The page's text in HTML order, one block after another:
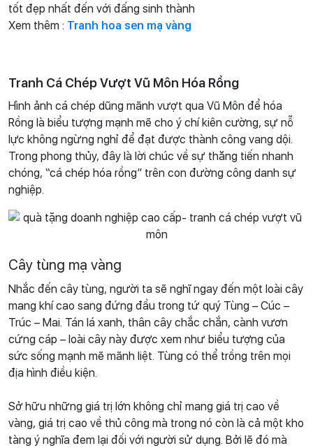
tốt đẹp nhất đến với đấng sinh thành
Xem thêm : Tranh hoa sen mạ vàng
Tranh Cá Chép Vượt Vũ Môn Hóa Rồng
Hình ảnh cá chép dũng mãnh vượt qua Vũ Môn để hóa
Rồng là biểu tượng mạnh mẽ cho ý chí kiên cường, sự nỗ
lực không ngừng nghỉ để đạt được thành công vang dội.
Trong phong thủy, đây là lời chúc về sự thăng tiến nhanh
chóng, “cá chép hóa rồng” trên con đường công danh sự
nghiệp.
Cây tùng mạ vàng
Nhắc đến cây tùng, người ta sẽ nghĩ ngay đến một loài cây
mang khí cao sang đứng đầu trong tứ quý Tùng – Cúc –
Trúc – Mai. Tán lá xanh, thân cây chắc chắn, cành vươn
cứng cáp – loài cây này được xem như biểu tượng của
sức sống mạnh mẽ mãnh liệt. Tùng có thể trồng trên mọi
địa hình điều kiện.
Sở hữu những giá trị lớn không chỉ mang giá trị cao về
vàng, giá trị cao về thủ công mà trong nó còn là cả một kho
tàng ý nghĩa đem lại đối với người sử dụng. Bởi lẽ đó mà